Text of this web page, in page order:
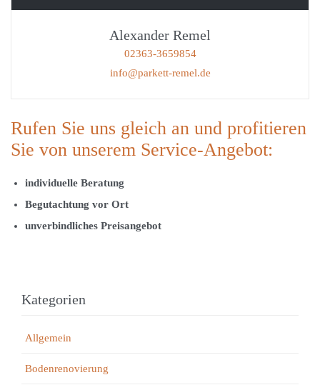
Alexander Remel
02363-3659854
info@parkett-remel.de
Rufen Sie uns gleich an und profitieren
Sie von unserem Service-Angebot:
individuelle Beratung
Begutachtung vor Ort
unverbindliches Preisangebot
Kategorien
Allgemein
Bodenrenovierung